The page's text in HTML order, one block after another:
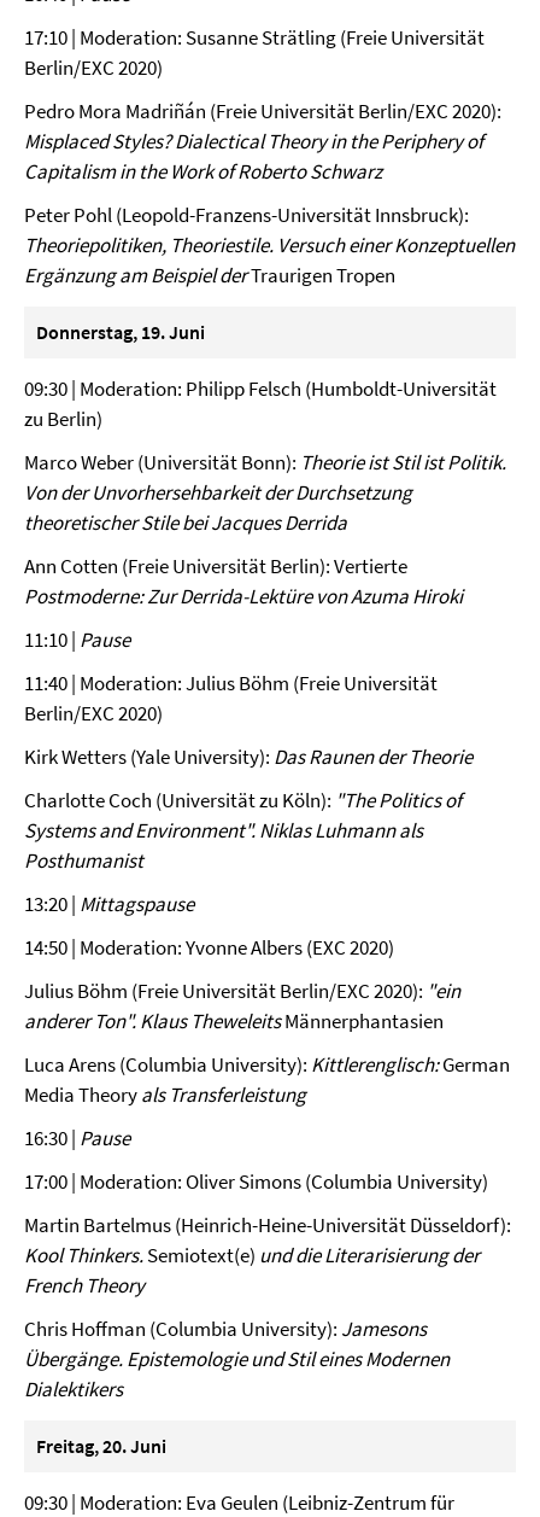
17:10 | Moderation: Susanne Strätling (Freie Universität
Berlin/EXC 2020)
Pedro Mora Madriñán (Freie Universität Berlin/EXC 2020):
Misplaced Styles? Dialectical Theory in the Periphery of
Capitalism in the Work of Roberto Schwarz
Peter Pohl (Leopold-Franzens-Universität Innsbruck):
Theoriepolitiken, Theoriestile. Versuch einer Konzeptuellen
Ergänzung am Beispiel derTraurigen Tropen
Donnerstag, 19. Juni
09:30 | Moderation: Philipp Felsch (Humboldt-Universität
zu Berlin)
Marco Weber (Universität Bonn): Theorie ist Stil ist Politik.
Von der Unvorhersehbarkeit der Durchsetzung
theoretischer Stile bei Jacques Derrida
Ann Cotten (Freie Universität Berlin): Vertierte
Postmoderne: Zur Derrida-Lektüre von Azuma Hiroki
11:10 | Pause
11:40 | Moderation: Julius Böhm (Freie Universität
Berlin/EXC 2020)
Kirk Wetters (Yale University): Das Raunen der Theorie
Charlotte Coch (Universität zu Köln): "The Politics of
Systems and Environment". Niklas Luhmann als
Posthumanist
13:20 | Mittagspause
14:50 | Moderation: Yvonne Albers (EXC 2020)
Julius Böhm (Freie Universität Berlin/EXC 2020): "ein
anderer Ton". Klaus TheweleitsMännerphantasien
Luca Arens (Columbia University): Kittlerenglisch:German
Media Theoryals Transferleistung
16:30 | Pause
17:00 | Moderation: Oliver Simons (Columbia University)
Martin Bartelmus (Heinrich-Heine-Universität Düsseldorf):
Kool Thinkers.Semiotext(e) und die Literarisierung der
French Theory
Chris Hoffman (Columbia University): Jamesons
Übergänge. Epistemologie und Stil eines Modernen
Dialektikers
Freitag, 20. Juni
09:30 | Moderation: Eva Geulen (Leibniz-Zentrum für